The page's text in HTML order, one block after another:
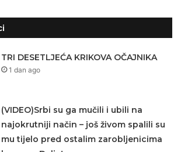
TRI DESETLJEĆA KRIKOVA OČAJNIKA
1 dan ago
(VIDEO)Srbi su ga mučili i ubili na
najokrutniji način – još živom spalili su
mu tijelo pred ostalim zarobljenicima